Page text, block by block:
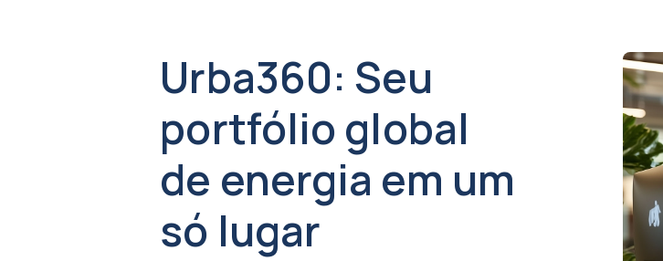
Urba360: Seu
portfólio global
de energia em um
só lugar